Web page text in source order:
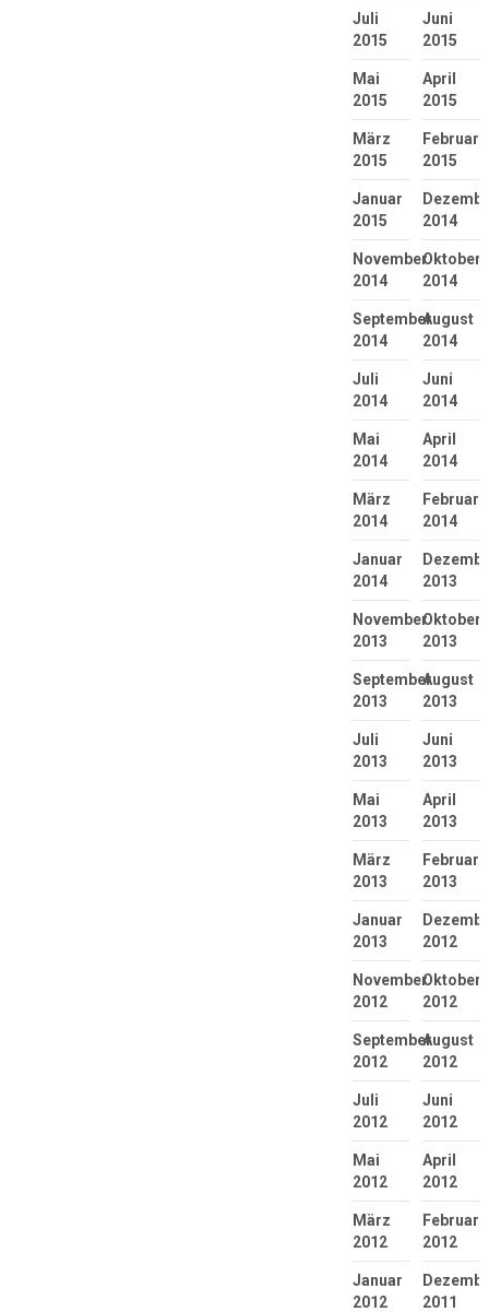
Juli
2015
Juni
2015
Mai
2015
April
2015
März
2015
Februar
2015
Januar
2015
2014
November
2014
Oktober
2014
September
2014
August
2014
Juli
2014
Juni
2014
Mai
2014
April
2014
März
2014
Februar
2014
Januar
2014
2013
November
2013
Oktober
2013
September
2013
August
2013
Juli
2013
Juni
2013
Mai
2013
April
2013
März
2013
Februar
2013
Januar
2013
2012
November
2012
Oktober
2012
September
2012
August
2012
Juli
2012
Juni
2012
Mai
2012
April
2012
März
2012
Februar
2012
Januar
2012
2011